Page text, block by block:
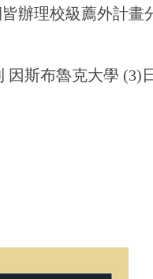
辦理校級薦外計畫
因斯布魯克大學 (3)